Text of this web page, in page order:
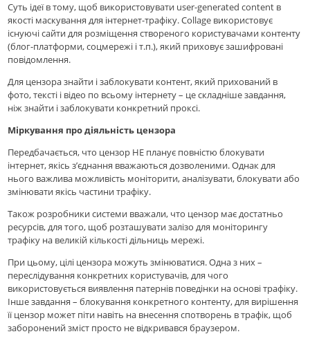
Суть ідеї в тому, щоб використовувати user-generated content в
якості маскування для інтернет-трафіку. Collage використовує
існуючі сайти для розміщення створеного користувачами контенту
(блог-платформи, соцмережі і т.п.), який приховує зашифровані
повідомлення.
Для цензора знайти і заблокувати контент, який прихований в
фото, тексті і відео по всьому інтернету – це складніше завдання,
ніж знайти і заблокувати конкретний проксі.
Міркування про діяльність цензора
Передбачається, что цензор НЕ планує повністю блокувати
інтернет, якісь з’єднання вважаються дозволеними. Однак для
нього важлива можливість моніторити, аналізувати, блокувати або
змінювати якісь частини трафіку.
Також розробники системи вважали, что цензор має достатньо
ресурсів, для того, щоб розташувати залізо для моніторингу
трафіку на великій кількості дільниць мережі.
При цьому, цілі цензора можуть змінюватися. Одна з них –
переслідування конкретних користувачів, для чого
використовується виявлення патернів поведінки на основі трафіку.
Інше завдання – блокування конкретного контенту, для вирішення
її цензор может піти навіть на внесення спотворень в трафік, щоб
заборонений зміст просто не відкривався браузером.